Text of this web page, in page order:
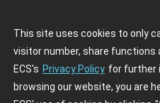
This site uses cookies to only
visitor number, share functions
ECS's Privacy Policy for further
browsing our website, you are